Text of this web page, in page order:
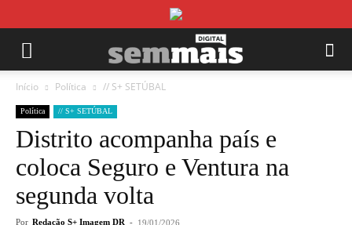
Início Política // S+ SETÚBAL
Política // S+ SETÚBAL
Distrito acompanha país e
coloca Seguro e Ventura na
segunda volta
Por Redação S+ Imagem DR - 19/01/2026